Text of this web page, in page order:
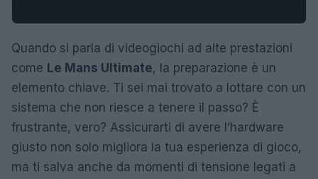
Quando si parla di videogiochi ad alte prestazioni
come Le Mans Ultimate, la preparazione è un
elemento chiave. Ti sei mai trovato a lottare con un
sistema che non riesce a tenere il passo? È
frustrante, vero? Assicurarti di avere l’hardware
giusto non solo migliora la tua esperienza di gioco,
ma ti salva anche da momenti di tensione legati a